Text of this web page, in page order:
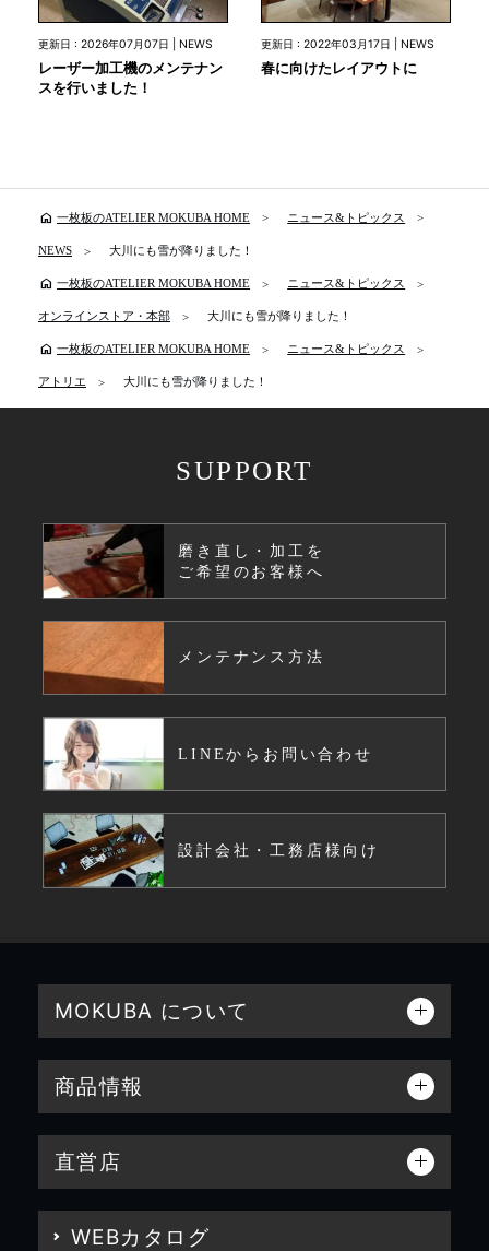
更新日 : 2026年07月07日 | NEWS
レーザー加工機のメンテナン
スを行いました！
更新日 : 2022年03月17日 | NEWS
春に向けたレイアウトに
home 一枚板のATELIER MOKUBA HOME ニュース&トピックス
NEWS 大川にも雪が降りました！
home 一枚板のATELIER MOKUBA HOME ニュース&トピックス
オンラインストア・本部 大川にも雪が降りました！
home 一枚板のATELIER MOKUBA HOME ニュース&トピックス
アトリエ 大川にも雪が降りました！
SUPPORT
磨き直し・加工を
ご希望のお客様へ
メンテナンス方法
LINEからお問い合わせ
設計会社・工務店様向け
MOKUBA について
商品情報
直営店
WEBカタログ